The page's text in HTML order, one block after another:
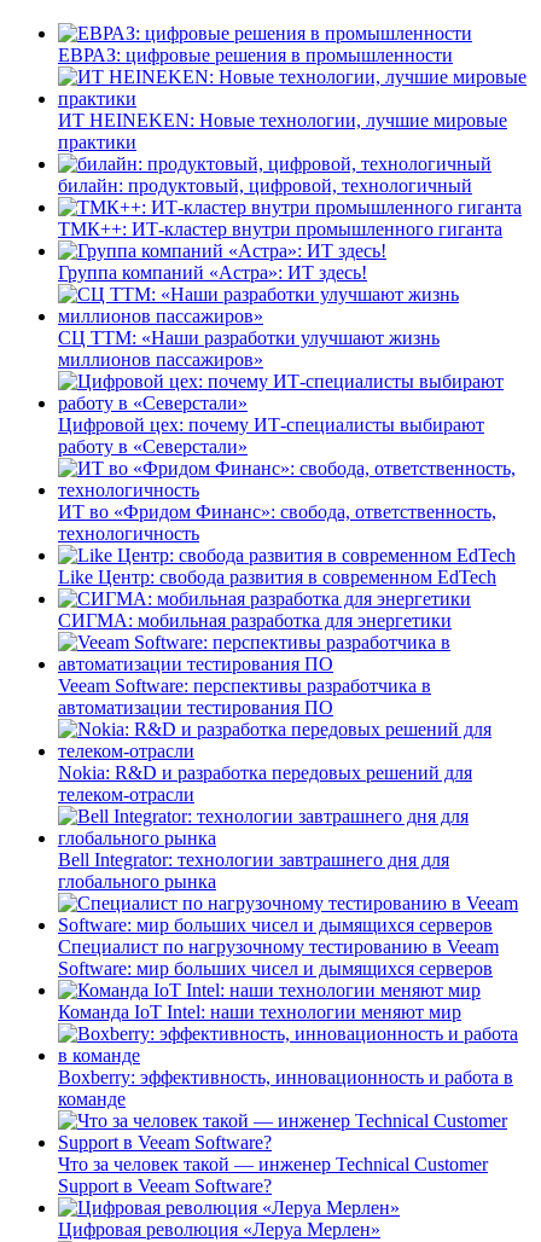
ЕВРАЗ: цифровые решения в промышленности
ИТ HEINEKEN: Новые технологии, лучшие мировые
практики
билайн: продуктовый, цифровой, технологичный
ТМК++: ИТ-кластер внутри промышленного гиганта
Группа компаний «Астра»: ИТ здесь!
СЦ ТТМ: «Наши разработки улучшают жизнь
миллионов пассажиров»
Цифровой цех: почему ИТ-специалисты выбирают
работу в «Северстали»
ИТ во «Фридом Финанс»: свобода, ответственность,
технологичность
Like Центр: свобода развития в современном EdTech
СИГМА: мобильная разработка для энергетики
Veeam Software: перспективы разработчика в
автоматизации тестирования ПО
Nokia: R&D и разработка передовых решений для
телеком-отрасли
Bell Integrator: технологии завтрашнего дня для
глобального рынка
Специалист по нагрузочному тестированию в Veeam
Software: мир больших чисел и дымящихся серверов
Команда IoT Intel: наши технологии меняют мир
Boxberry: эффективность, инновационность и работа в
команде
Что за человек такой — инженер Technical Customer
Support в Veeam Software?
Цифровая революция «Леруа Мерлен»